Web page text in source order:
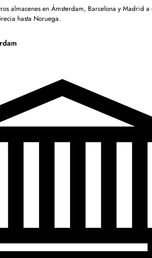
almacenes en Ámsterdam, Barcelona y Madrid a
hasta Noruega.